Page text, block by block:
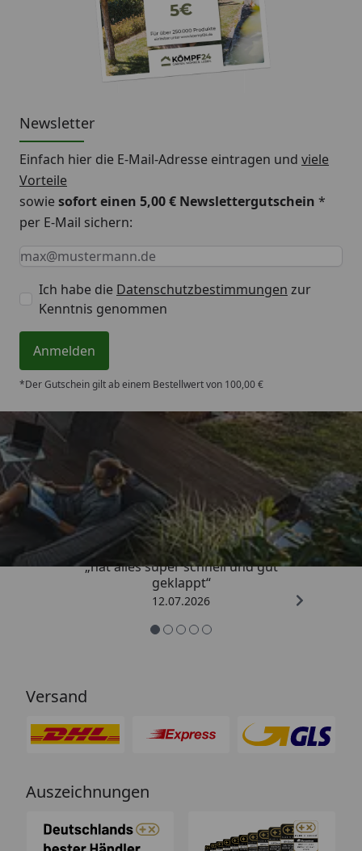
Newsletter
Einfach hier die E-Mail-Adresse eintragen und viele
Vorteile
sowiesofort einen 5,00 € Newslettergutschein *
per E-Mail sichern:
Keine Eingabe erforderlich
Eingabe erforderlich
E-Mail *
Ich habe die Datenschutzbestimmungen zur
Kenntnis genommen
Anmelden
*Der Gutschein gilt ab einem Bestellwert von 100,00 €
Trusted Shops
4,71/ 5
„hat alles super schnell und gut
geklappt“
12.07.2026
Versand
Auszeichnungen